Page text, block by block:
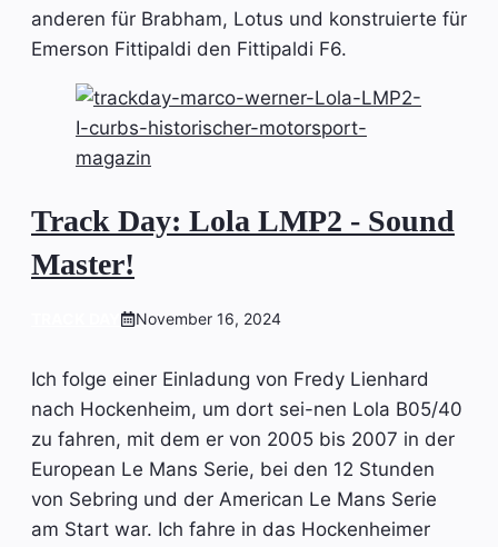
anderen für Brabham, Lotus und konstruierte für
Emerson Fittipaldi den Fittipaldi F6.
Track Day: Lola LMP2 - Sound
Master!
November 16, 2024
Ich folge einer Einladung von Fredy Lienhard
nach Hockenheim, um dort sei-nen Lola B05/40
zu fahren, mit dem er von 2005 bis 2007 in der
European Le Mans Serie, bei den 12 Stunden
von Sebring und der American Le Mans Serie
am Start war. Ich fahre in das Hockenheimer